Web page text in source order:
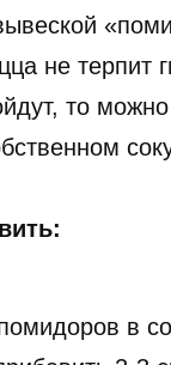
не терпит
то можно
в